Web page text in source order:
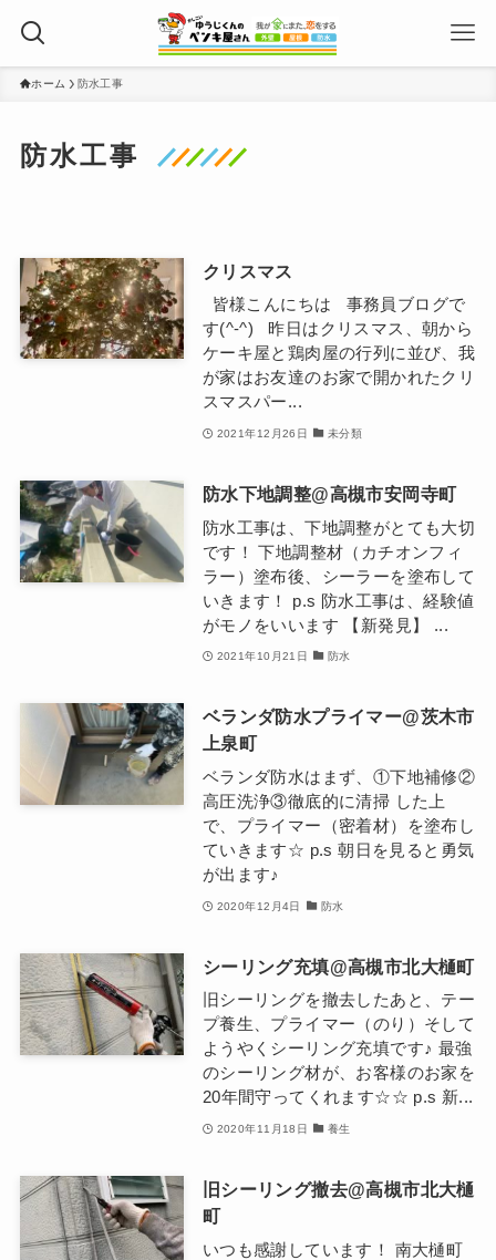
ホーム 防水工事
防水工事
クリスマス
皆様こんにちは 事務員ブログで
す(^-^) 昨日はクリスマス、朝から
ケーキ屋と鶏肉屋の行列に並び、我
が家はお友達のお家で開かれたクリ
スマスパー...
2021年12月26日 未分類
防水下地調整@高槻市安岡寺町
防水工事は、下地調整がとても大切
です！ 下地調整材（カチオンフィ
ラー）塗布後、シーラーを塗布して
いきます！ p.s 防水工事は、経験値
がモノをいいます 【新発見】 ...
2021年10月21日 防水
ベランダ防水プライマー@茨木市
上泉町
ベランダ防水はまず、①下地補修②
高圧洗浄③徹底的に清掃 した上
で、プライマー（密着材）を塗布し
ていきます☆ p.s 朝日を見ると勇気
が出ます♪
2020年12月4日 防水
シーリング充填@高槻市北大樋町
旧シーリングを撤去したあと、テー
プ養生、プライマー（のり）そして
ようやくシーリング充填です♪ 最強
のシーリング材が、お客様のお家を
20年間守ってくれます☆☆ p.s 新...
2020年11月18日 養生
旧シーリング撤去@高槻市北大樋
町
いつも感謝しています！ 南大樋町